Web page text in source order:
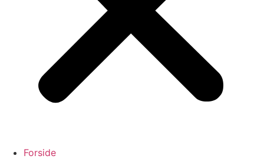
Forside